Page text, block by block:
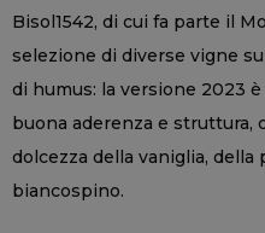
Bisol1542, di cui fa parte il
selezione di diverse vigne
di humus: la versione 2023
buona aderenza e struttura,
dolcezza della vaniglia, della
biancospino.